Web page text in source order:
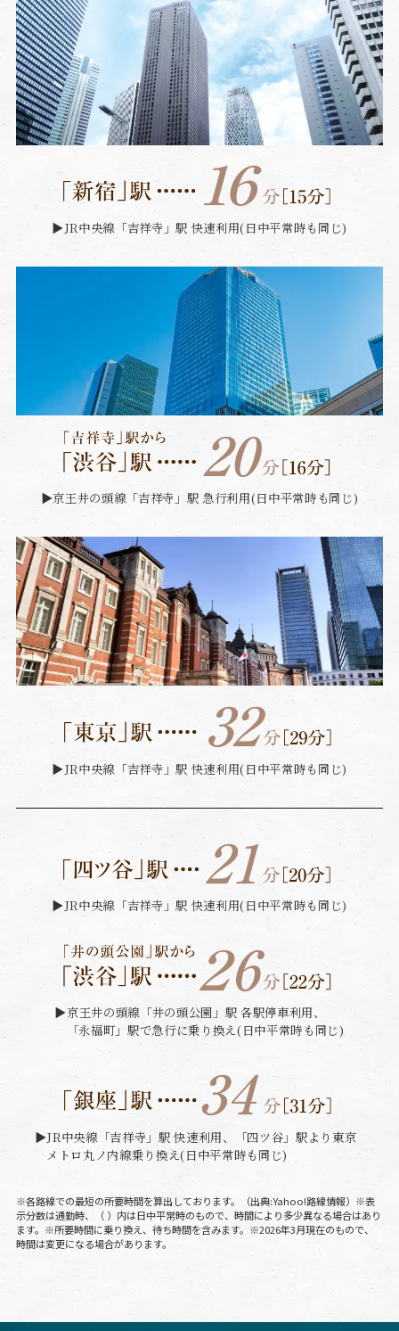
▶︎JR中央線「吉祥寺」駅 快速利用(日中平常時も同じ)
▶︎京王井の頭線「吉祥寺」駅 急行利用(日中平常時も同じ)
▶︎JR中央線「吉祥寺」駅 快速利用(日中平常時も同じ)
▶︎JR中央線「吉祥寺」駅 快速利用(日中平常時も同じ)
▶︎京王井の頭線「井の頭公園」駅 各駅停車利用、
「永福町」駅で急行に乗り換え(日中平常時も同じ)
▶︎JR中央線「吉祥寺」駅 快速利用、「四ツ谷」駅より東京
メトロ丸ノ内線乗り換え(日中平常時も同じ)
※各路線での最短の所要時間を算出しております。（出典:Yahoo!路線情報）※表
示分数は通勤時、（ ）内は日中平常時のもので、時間により多少異なる場合はあり
ます。 ※所要時間に乗り換え、待ち時間を含みます。※2026年3月現在のもので、
時間は変更になる場合があります。